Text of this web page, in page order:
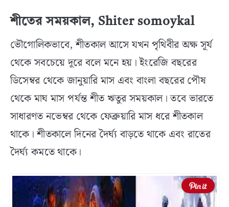
শীতের সময়কাল, Shiter somoykal
ভৌগোলিকভাবে, শীতকাল আসে যখন পৃথিবীর অক্ষ সূর্য
থেকে সবচেয়ে দূরে বলে মনে হয়। ইংরেজি বছরের
ডিসেম্বর থেকে জানুয়ারি মাস এবং বাংলা বছরের পৌষ
থেকে মাঘ মাস পর্যন্ত শীত ঋতুর সময়কাল। তবে ভারতে
সাধারণত নভেম্বর থেকে ফেব্রুয়ারি মাস ধরে শীতকাল
থাকে। শীতকালে দিনের দৈর্ঘ্য বাড়তে থাকে এবং রাতের
দৈর্ঘ্য কমতে থাকে।